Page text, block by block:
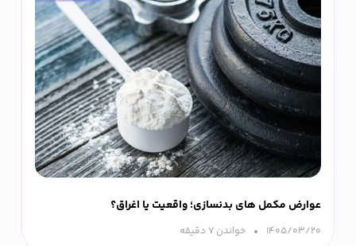
عوارض مکمل های بدنسازی؛ واقعیت یا اغراق؟
۱۴۰۵/۰۳/۲۰ خواندن ۷ دقیقه‌